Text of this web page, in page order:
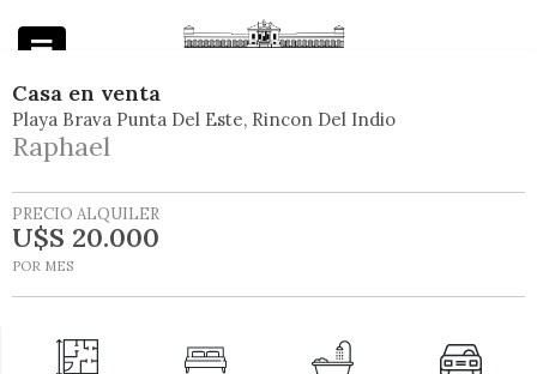
Powered by
Casa en venta
Playa Brava Punta Del Este Rincon Del Indio
Raphael
PRECIO ALQUILER
U$S 20.000
POR MES